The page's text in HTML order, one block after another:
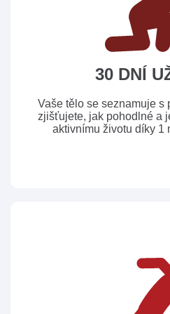
30 DNÍ
Vaše tělo se seznamuje s
zjišťujete, jak pohodlné a
aktivnímu životu díky 1